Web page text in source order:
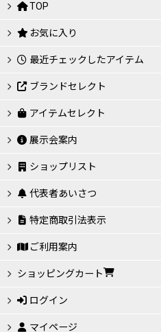
TOP
お気に入り
最近チェックしたアイテム
ブランドセレクト
アイテムセレクト
展示会案内
ショップリスト
代表者あいさつ
特定商取引法表示
ご利用案内
ショッピングカート
ログイン
マイページ